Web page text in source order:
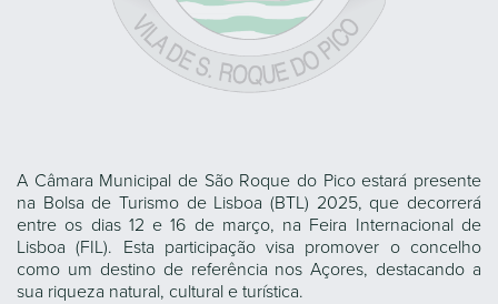
A Câmara Municipal de São Roque do Pico estará presente
na Bolsa de Turismo de Lisboa (BTL) 2025, que decorrerá
entre os dias 12 e 16 de março, na Feira Internacional de
Lisboa (FIL). Esta participação visa promover o concelho
como um destino de referência nos Açores, destacando a
sua riqueza natural, cultural e turística.